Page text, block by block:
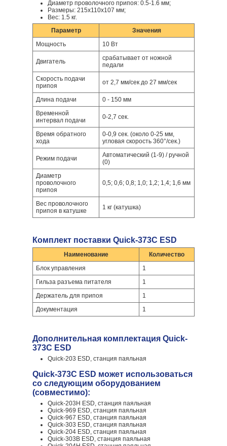
Диаметр проволочного припоя: 0.5-1.6 мм;
Размеры: 215х110х107 мм;
Вес: 1.5 кг.
Параметр
Значения
Мощность
10 Вт
Двигатель
срабатывает от ножной
педали
Скорость подачи
припоя
от 2,7 мм/сек до 27 мм/сек
Длина подачи
0 - 150 мм
Временной
интервал подачи
0-2,7 сек.
Время обратного
хода
0-0,9 сек. (около 0-25 мм,
угловая скорость 360°/сек.)
Режим подачи
Автоматический (1-9) / ручной
(0)
Диаметр
проволочного
припоя
0,5; 0,6; 0,8; 1,0; 1,2; 1,4; 1,6 мм
Вес проволочного
припоя в катушке
1 кг (катушка)
Комплект поставки Quick-373C ESD
Наименование
Количество
Блок управления
1
Гильза разъема питателя
1
Держатель для припоя
1
Документация
1
Дополнительная комплектация Quick-
373C ESD
Quick-203 ESD, станция паяльная
Quick-373C ESD может использоваться
со следующим оборудованием
(совместимо):
Quick-203H ESD, станция паяльная
Quick-969 ESD, станция паяльная
Quick-967 ESD, станция паяльная
Quick-303 ESD, станция паяльная
Quick-204 ESD, станция паяльная
Quick-303B ESD, станция паяльная